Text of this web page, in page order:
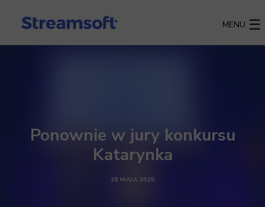
MENU
Ponownie w jury konkursu
Katarynka
28 MAJA 2025